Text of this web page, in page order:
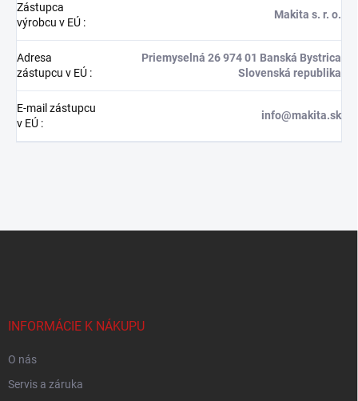
Zástupca
výrobcu v EÚ :
Makita s. r. o.
Adresa
zástupcu v EÚ :
Priemyselná 26 974 01 Banská Bystrica
Slovenská republika
E-mail zástupcu
v EÚ :
info@makita.sk
INFORMÁCIE K NÁKUPU
O nás
Servis a záruka